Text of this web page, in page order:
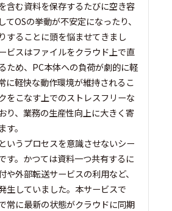
含む資料を保存するたびに空き容
てOSの挙動が不安定になったり、
することに頭を悩ませてきまし
ビスはファイルをクラウド上で直
ため、PC本体への負荷が劇的に軽
に軽快な動作環境が維持されるこ
をこなす上でのストレスフリーな
り、業務の生産性向上に大きく寄
。
いうプロセスを意識させないシー
す。かつては資料一つ共有するに
や外部転送サービスの利用など、
生していました。本サービスで
常に最新の状態がクラウドに同期